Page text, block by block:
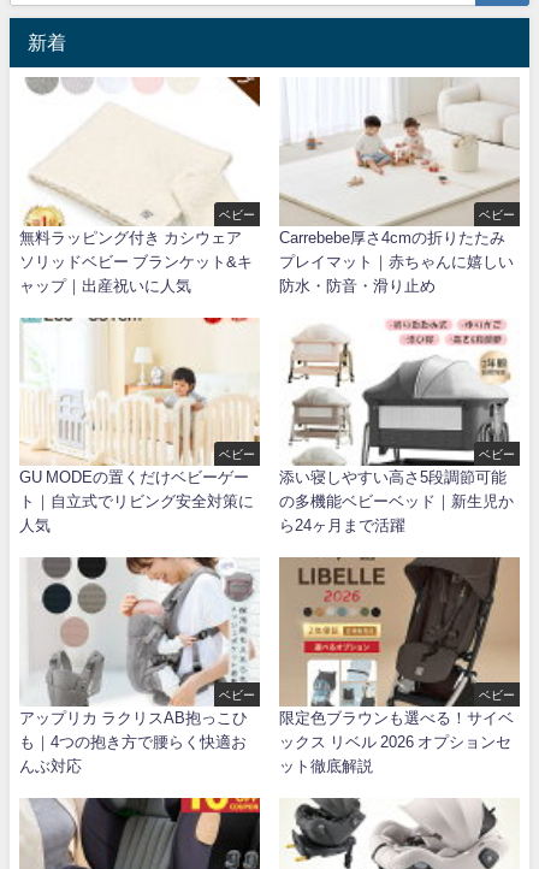
新着
ベビー
無料ラッピング付き カシウェア
ソリッドベビー ブランケット&キ
ャップ｜出産祝いに人気
ベビー
Carrebebe厚さ4cmの折りたたみ
プレイマット｜赤ちゃんに嬉しい
防水・防音・滑り止め
ベビー
GU MODEの置くだけベビーゲー
ト｜自立式でリビング安全対策に
人気
ベビー
添い寝しやすい高さ5段調節可能
の多機能ベビーベッド｜新生児か
ら24ヶ月まで活躍
ベビー
アップリカ ラクリスAB抱っこひ
も｜4つの抱き方で腰らく快適お
んぶ対応
ベビー
限定色ブラウンも選べる！サイベ
ックス リベル 2026 オプションセ
ット徹底解説